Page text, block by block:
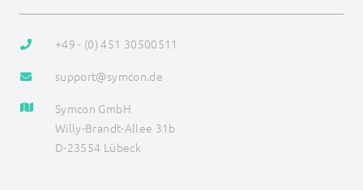
+49 - (0) 451 30500511
support@symcon.de
Symcon GmbH
Willy-Brandt-Allee 31b
D-23554 Lübeck